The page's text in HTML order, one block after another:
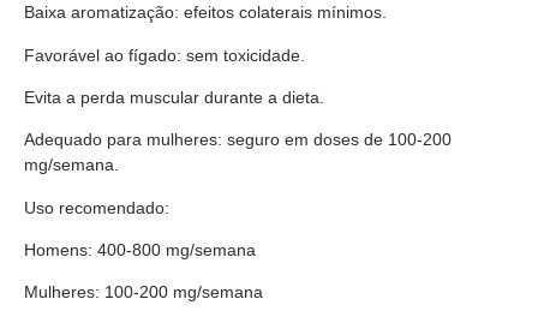
Baixa aromatização: efeitos colaterais mínimos.
Favorável ao fígado: sem toxicidade.
Evita a perda muscular durante a dieta.
Adequado para mulheres: seguro em doses de 100-200
mg/semana.
Uso recomendado:
Homens: 400-800 mg/semana
Mulheres: 100-200 mg/semana